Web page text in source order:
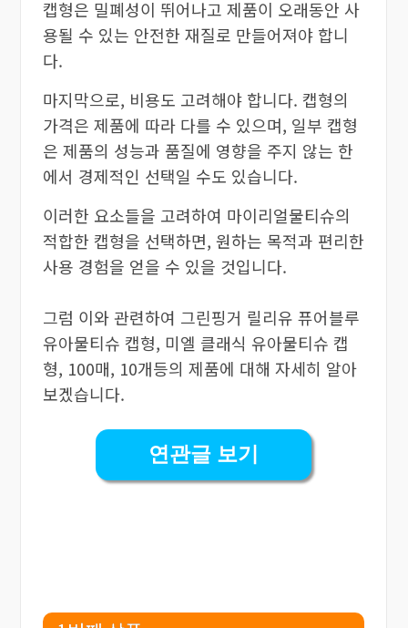
캡형은 밀폐성이 뛰어나고 제품이 오래동안 사
용될 수 있는 안전한 재질로 만들어져야 합니
다.
마지막으로, 비용도 고려해야 합니다. 캡형의
가격은 제품에 따라 다를 수 있으며, 일부 캡형
은 제품의 성능과 품질에 영향을 주지 않는 한
에서 경제적인 선택일 수도 있습니다.
이러한 요소들을 고려하여 마이리얼물티슈의
적합한 캡형을 선택하면, 원하는 목적과 편리한
사용 경험을 얻을 수 있을 것입니다.
그럼 이와 관련하여 그린핑거 릴리유 퓨어블루
유아물티슈 캡형, 미엘 클래식 유아물티슈 캡
형, 100매, 10개등의 제품에 대해 자세히 알아
보겠습니다.
연관글 보기